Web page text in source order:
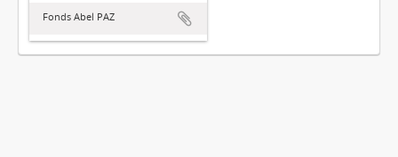
Fonds Abel PAZ